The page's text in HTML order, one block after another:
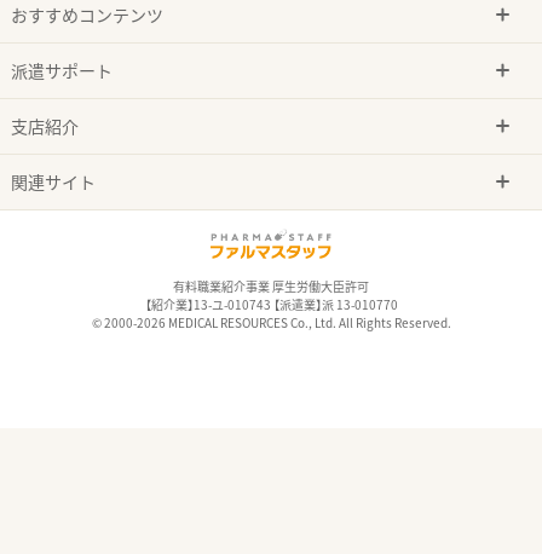
おすすめコンテンツ
派遣サポート
支店紹介
関連サイト
有料職業紹介事業 厚生労働大臣許可
【紹介業】13-ユ-010743 【派遣業】派 13-010770
© 2000-2026 MEDICAL RESOURCES Co., Ltd. All Rights Reserved.